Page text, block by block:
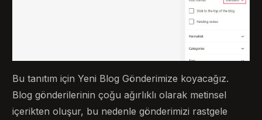
Bu tanıtım için Yeni Blog Gönderimize koyacağız.
Blog gönderilerinin çoğu ağırlıklı olarak metinsel
içerikten oluşur, bu nedenle gönderimizi rastgele